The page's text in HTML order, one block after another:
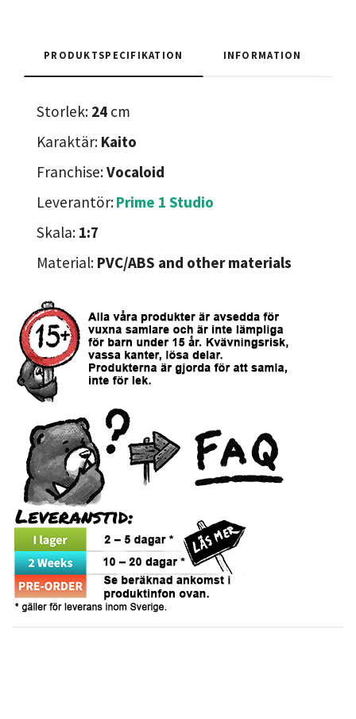
PRODUKTSPECIFIKATION INFORMATION
Storlek: 24 cm
Karaktär: Kaito
Franchise:Vocaloid
Leverantör:Prime 1 Studio
Skala: 1:7
Material: PVC/ABS and other materials